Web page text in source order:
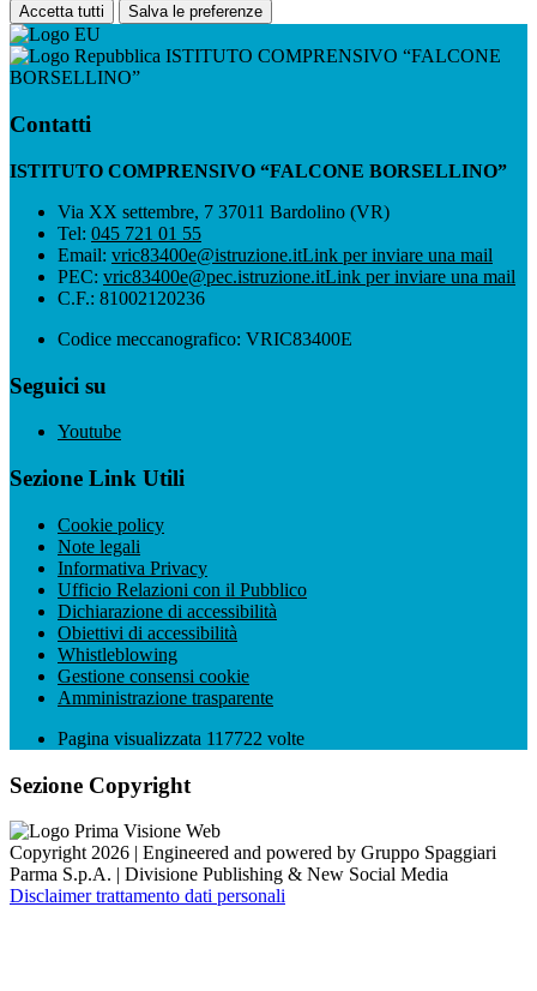
Accetta tutti Salva le preferenze
ISTITUTO COMPRENSIVO “FALCONE
BORSELLINO”
Contatti
ISTITUTO COMPRENSIVO “FALCONE BORSELLINO”
Via XX settembre, 7 37011 Bardolino (VR)
Tel: 045 721 01 55
Email: vric83400e@istruzione.itLink per inviare una mail
PEC: vric83400e@pec.istruzione.itLink per inviare una mail
C.F.: 81002120236
Codice meccanografico: VRIC83400E
Seguici su
Youtube
Sezione Link Utili
Cookie policy
Note legali
Informativa Privacy
Ufficio Relazioni con il Pubblico
Dichiarazione di accessibilità
Obiettivi di accessibilità
Whistleblowing
Gestione consensi cookie
Amministrazione trasparente
Pagina visualizzata 117722 volte
Sezione Copyright
Copyright 2026 | Engineered and powered by Gruppo Spaggiari
Parma S.p.A. | Divisione Publishing & New Social Media
Disclaimer trattamento dati personali